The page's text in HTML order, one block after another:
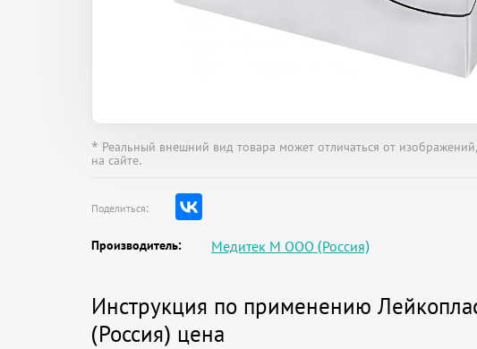
* Реальный внешний вид товара может отличаться от
на сайте.
Поделиться:
Производитель: Медитек М ООО (Россия)
Инструкция по применению
(Россия) цена